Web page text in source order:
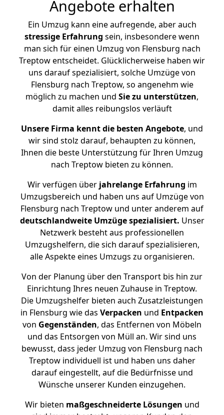
Angebote erhalten
Ein Umzug kann eine aufregende, aber auch
stressige Erfahrung sein, insbesondere wenn
man sich für einen Umzug von Flensburg nach
Treptow entscheidet. Glücklicherweise haben wir
uns darauf spezialisiert, solche Umzüge von
Flensburg nach Treptow, so angenehm wie
möglich zu machen und Sie zu unterstützen,
damit alles reibungslos verläuft
Unsere Firma kennt die besten Angebote, und
wir sind stolz darauf, behaupten zu können,
Ihnen die beste Unterstützung für Ihren Umzug
nach Treptow bieten zu können.
Wir verfügen überjahrelange Erfahrung im
Umzugsbereich und haben uns auf Umzüge von
Flensburg nach Treptow und unter anderem auf
deutschlandweite Umzüge spezialisiert. Unser
Netzwerk besteht aus professionellen
Umzugshelfern, die sich darauf spezialisieren,
alle Aspekte eines Umzugs zu organisieren.
Von der Planung über den Transport bis hin zur
Einrichtung Ihres neuen Zuhause in Treptow.
Die Umzugshelfer bieten auch Zusatzleistungen
in Flensburg wie das Verpacken und Entpacken
von Gegenständen, das Entfernen von Möbeln
und das Entsorgen von Müll an. Wir sind uns
bewusst, dass jeder Umzug von Flensburg nach
Treptow individuell ist und haben uns daher
darauf eingestellt, auf die Bedürfnisse und
Wünsche unserer Kunden einzugehen.
Wir bieten maßgeschneiderte Lösungen und